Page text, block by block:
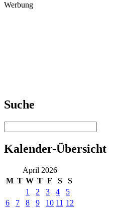
Werbung
Suche
Kalender-Übersicht
April 2026
M T W T F S
S
1
2 3 4
5
6
7 8 9 10 11 12